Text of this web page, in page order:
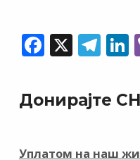
F
e
b
X T
e
gr
k
e
Донирајте
Уплатом на наш